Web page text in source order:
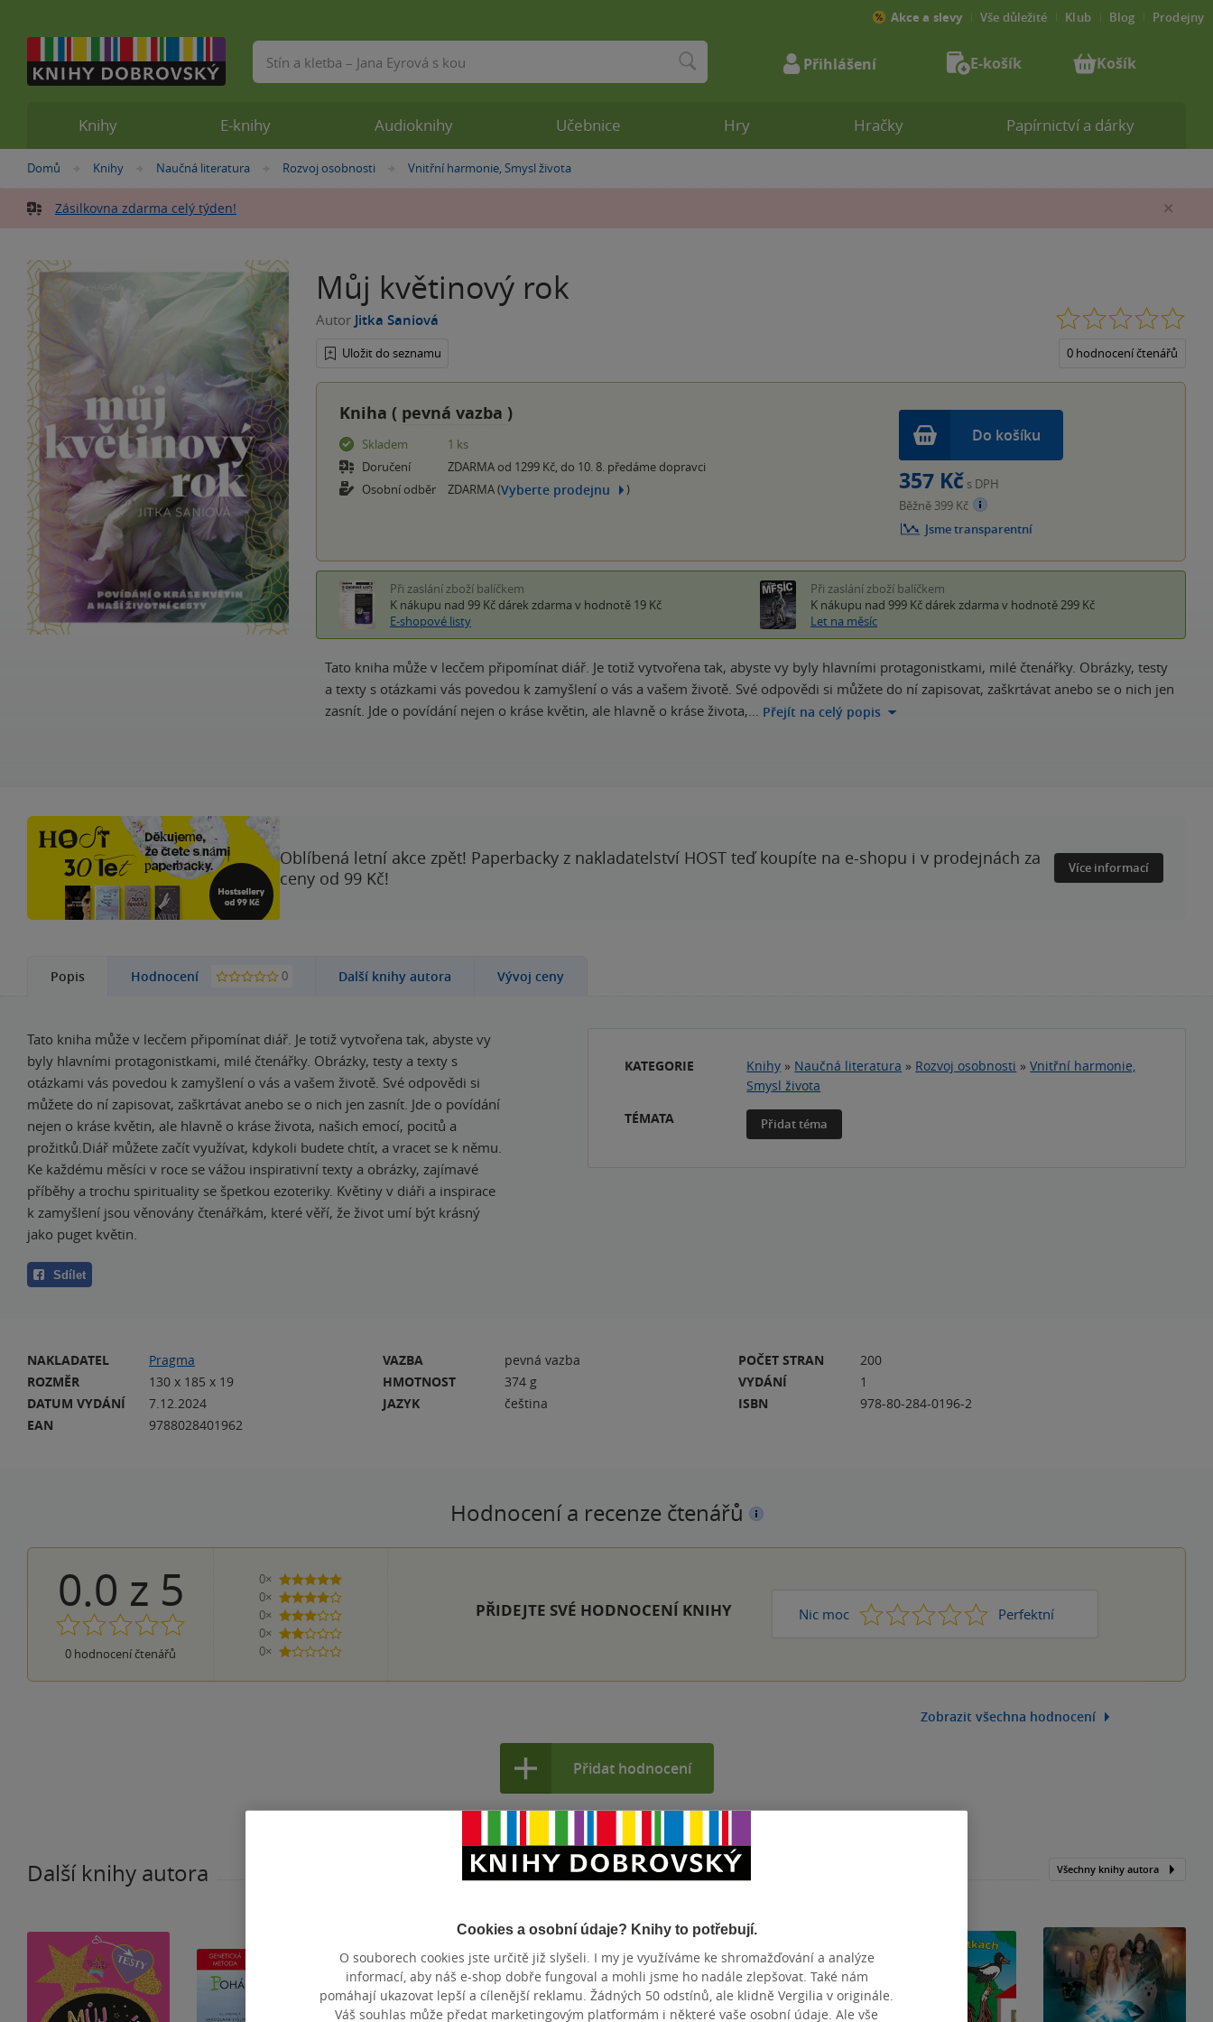
Nacházíte
zde:
Domů »
Knihy »
Naučná literatura »
Rozvoj osobnosti »
Vnitřní harmonie, Smysl života
Zásilkovna zdarma celý týden!
Můj květinový rok
Autor Jitka Saniová
Uložit do seznamu 0 hodnocení čtenářů
Kniha ( pevná vazba )
Skladem
1 ks
Doručení
ZDARMA od 1299 Kč, do 10. 8. předáme dopravci
Osobní odběr
ZDARMA (Vyberte prodejnu )
Do košíku
357 Kč s DPH
Běžně 399 Kč
Jsme transparentní
Při zaslání zboží balíčkem
K nákupu nad 99 Kč dárek zdarma v hodnotě 19 Kč
E-shopové listy
Při zaslání zboží balíčkem
K nákupu nad 999 Kč dárek zdarma v hodnotě 299 Kč
Let na měsíc
Tato kniha může v lecčem připomínat diář. Je totiž vytvořena tak, abyste vy byly hlavními protagonistkami, milé čtenářky. Obrázky, testy
a texty s otázkami vás povedou k zamyšlení o vás a vašem životě. Své odpovědi si můžete do ní zapisovat, zaškrtávat anebo se o nich jen
zasnít. Jde o povídání nejen o kráse květin, ale hlavně o kráse života,… Přejít na celý popis
Oblíbená letní akce zpět! Paperbacky z nakladatelství HOST teď koupíte na e-shopu i v prodejnách za
ceny od 99 Kč!
Více informací
Popis Hodnocení 0 Další knihy autora Vývoj ceny
Tato kniha může v lecčem připomínat diář. Je totiž vytvořena tak, abyste vy
byly hlavními protagonistkami, milé čtenářky. Obrázky, testy a texty s
otázkami vás povedou k zamyšlení o vás a vašem životě. Své odpovědi si
můžete do ní zapisovat, zaškrtávat anebo se o nich jen zasnít. Jde o povídání
nejen o kráse květin, ale hlavně o kráse života, našich emocí, pocitů a
prožitků.Diář můžete začít využívat, kdykoli budete chtít, a vracet se k němu.
Ke každému měsíci v roce se vážou inspirativní texty a obrázky, zajímavé
příběhy a trochu spirituality se špetkou ezoteriky. Květiny v diáři a inspirace
k zamyšlení jsou věnovány čtenářkám, které věří, že život umí být krásný
jako puget květin.
Sdílet
KATEGORIE Knihy » Naučná literatura » Rozvoj osobnosti »Vnitřní harmonie,
Smysl života
TÉMATA
Přidat téma
NAKLADATEL
Pragma
ROZMĚR
130 x 185 x 19
DATUM VYDÁNÍ
7.12.2024
EAN
9788028401962
VAZBA
pevná vazba
HMOTNOST
374 g
JAZYK
čeština
POČET STRAN
200
VYDÁNÍ
1
ISBN
978-80-284-0196-2
Hodnocení a recenze čtenářů
0.0 z 5
0 hodnocení čtenářů
0×
5 hvězdiček
0×
4 hvězdičky
0×
3 hvězdičky
0×
2 hvězdičky
0×
1 hvezdička
PŘIDEJTE SVÉ HODNOCENÍ KNIHY Nic moc 1 2 3 4 Perfektní
5
Zobrazit všechna hodnocení
Přidat hodnocení
Další knihy autora Všechny knihy autora
Knihy E-knihy Audioknihy Učebnice Hry Hračky Papírnictví a dárky
Akce a slevy Vše důležité Klub Blog Prodejny
Vyhledávání Přihlášení E-košík Košík
Cookies a osobní údaje? Knihy to potřebují.
O souborech cookies jste určitě již slyšeli. I my je využíváme ke shromažďování a analýze
informací, aby náš e-shop dobře fungoval a mohli jsme ho nadále zlepšovat. Také nám
pomáhají ukazovat lepší a cílenější reklamu. Žádných 50 odstínů, ale klidně Vergilia v originále.
Váš souhlas může předat marketingovým platformám i některé vaše osobní údaje. Ale vše